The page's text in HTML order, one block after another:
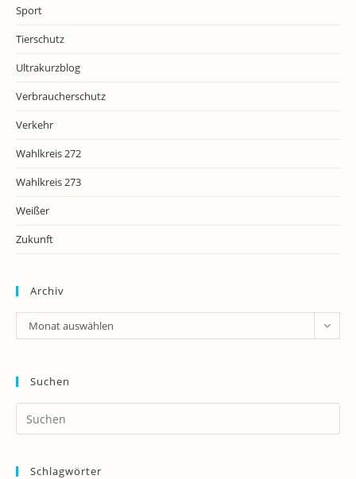
Sport
Tierschutz
Ultrakurzblog
Verbraucherschutz
Verkehr
Wahlkreis 272
Wahlkreis 273
Weißer
Zukunft
Archiv
Archiv
Monat auswählen
Suchen
Schlagwörter